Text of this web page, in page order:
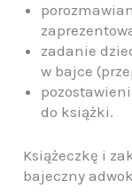
zadanie
w bajce
do książki.
Książeczkę i
bajeczny